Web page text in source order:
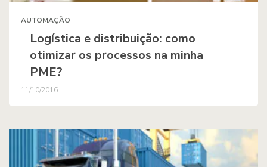
AUTOMAÇÃO
Logística e distribuição: como
otimizar os processos na minha
PME?
11/10/2016